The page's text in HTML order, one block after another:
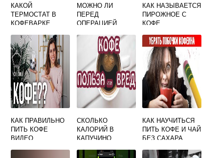
КАКОЙ
ТЕРМОСТАТ В
КОФЕВАРКЕ
МОЖНО ЛИ
ПЕРЕД
ОПЕРАЦИЕЙ
КАК НАЗЫВАЕТСЯ
ПИРОЖНОЕ С
КОФЕ
КАК ПРАВИЛЬНО
ПИТЬ КОФЕ
ВИДЕО
СКОЛЬКО
КАЛОРИЙ В
КАПУЧИНО
КАК НАУЧИТЬСЯ
ПИТЬ КОФЕ И ЧАЙ
БЕЗ САХАРА